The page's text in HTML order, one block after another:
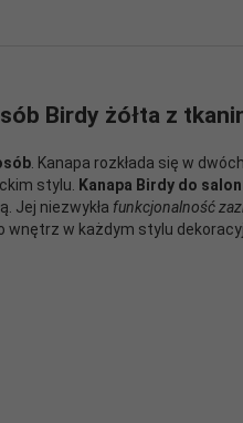
Birdy żółta z
. Kanapa rozkłada się w
stylu.
Kanapa Birdy do
Jej niezwykła funkcjonalność
wnętrz w każdym stylu